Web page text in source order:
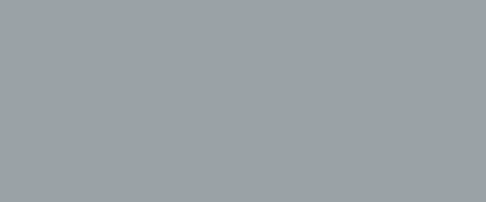
the
the